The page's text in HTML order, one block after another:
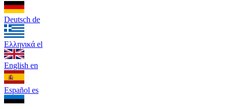
Deutsch de
Ελληνικά el
English en
Español es